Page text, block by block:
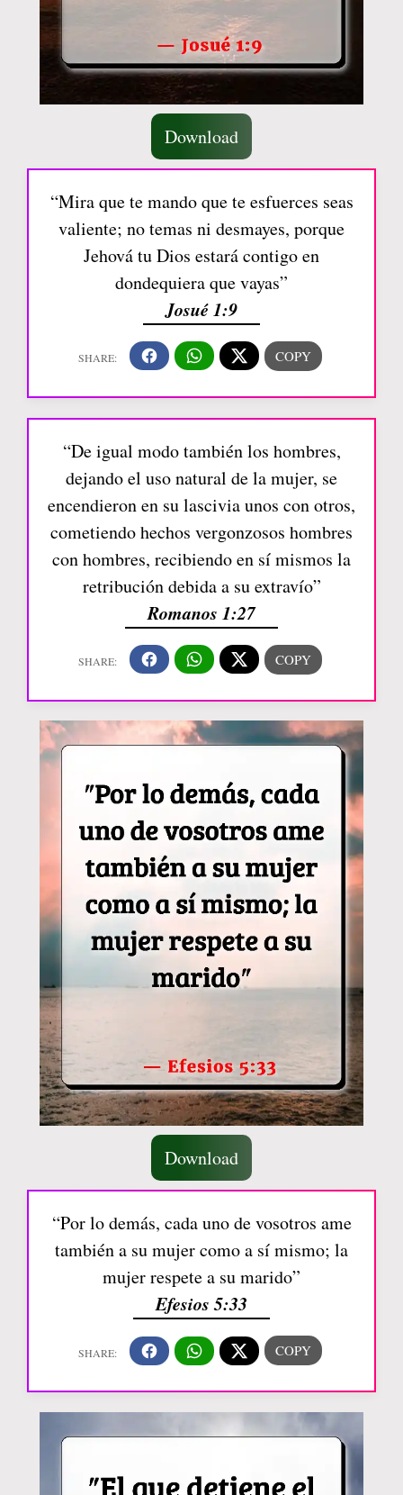
Download
“Mira que te mando que te esfuerces seas
valiente; no temas ni desmayes, porque
Jehová tu Dios estará contigo en
dondequiera que vayas”
Josué 1:9
“De igual modo también los hombres,
dejando el uso natural de la mujer, se
encendieron en su lascivia unos con otros,
cometiendo hechos vergonzosos hombres
con hombres, recibiendo en sí mismos la
retribución debida a su extravío”
Romanos 1:27
Download
“Por lo demás, cada uno de vosotros ame
también a su mujer como a sí mismo; la
mujer respete a su marido”
Efesios 5:33